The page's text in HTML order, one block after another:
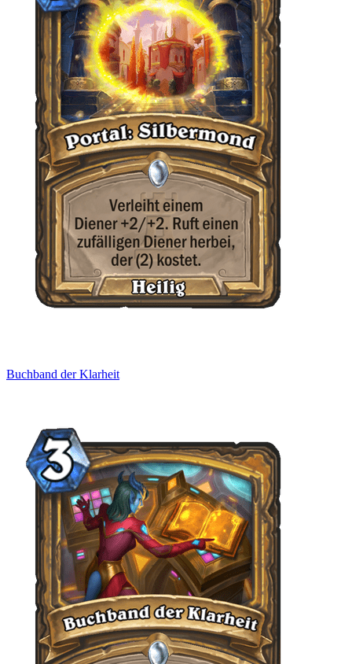
Buchband der Klarheit